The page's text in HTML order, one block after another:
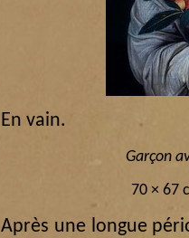
En vain.
Garçon
70 × 67
Après une longue